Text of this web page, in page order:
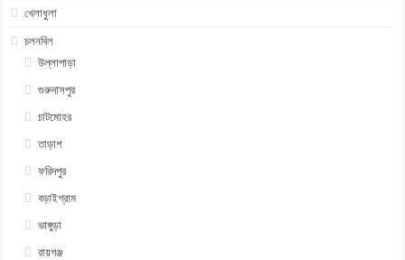
খেলাধুলা
চলনবিল
উল্লাপাড়া
গুরুদাসপুর
চাটমোহর
তাড়াশ
ফরিদপুর
বড়াইগ্রাম
ভাঙ্গুড়া
রায়গঞ্জ